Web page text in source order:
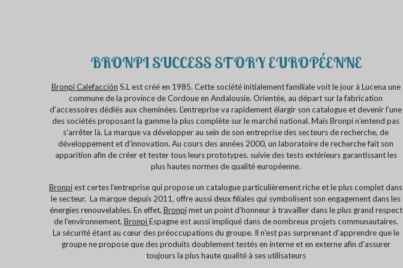
BRONPI SUCCESS STORY EUROPÉENNE
BronpiCalefacción S.L est créé en 1985. Cette société initialement familiale voit le jour à Lucena une
commune de la province de Cordoue en Andalousie. Orientée, au départ sur la fabrication
d’accessoires dédiés aux cheminées. L’entreprise va rapidement élargir son catalogue et devenir l’une
des sociétés proposant la gamme la plus complète sur le marché national. Mais Bronpi n’entend pas
s’arrêter là. La marque va développer au sein de son entreprise des secteurs de recherche, de
développement et d’innovation. Au cours des années 2000, un laboratoire de recherche fait son
apparition afin de créer et tester tous leurs prototypes. suivie des tests extérieurs garantissant les
plus hautes normes de qualité européenne.
Bronpiest certes l’entreprise qui propose un catalogue particulièrement riche et le plus complet dans
le secteur. La marque depuis 2011, offre aussi deux filiales qui symbolisent son engagement dans les
énergies renouvelables. En effet, Bronpimet un point d’honneur à travailler dans le plus grand respect
de l’environnement, BronpiEspagne est aussi impliqué dans de nombreux projets communautaires.
La sécurité étant au cœur des préoccupations du groupe. Il n'est pas surprenant d’apprendre que le
groupe ne propose que des produits doublement testés en interne et en externe afin d’assurer
toujours la plus haute qualité à ses utilisateurs